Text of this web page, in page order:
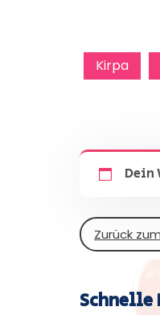
Kirpa
Dein
Zurück
Schnelle